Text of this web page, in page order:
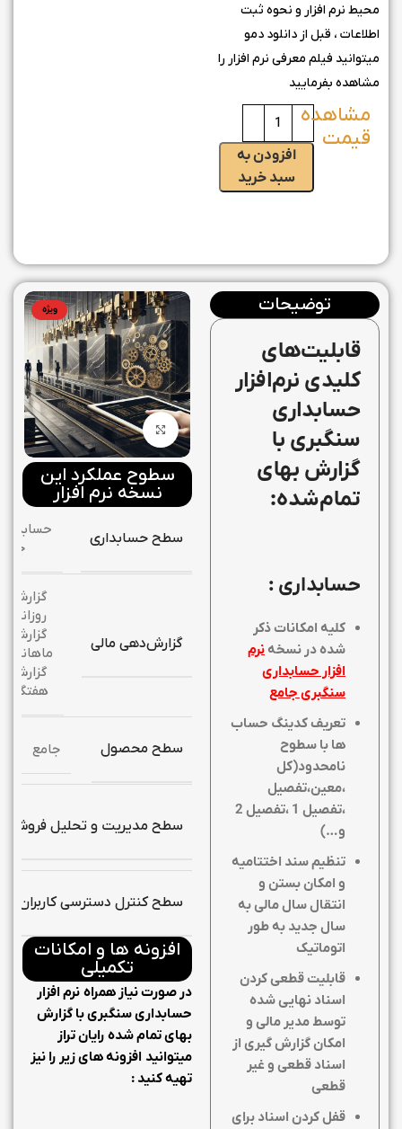
محیط نرم افزار و نحوه ثبت
اطلاعات ، قبل از دانلود دمو
میتوانید فیلم معرفی نرم افزار را
مشاهده بفرمایید
افزودن به
سبد خرید
توضیحات
قابلیت‌های
کلیدی نرم‌افزار
حسابداری
سنگبری با
گزارش بهای
تمام‌شده:
حسابداری :
کلیه امکانات ذکر
شده در نسخه نرم
افزار حسابداری
سنگبری جامع
تعریف کدینگ حساب
ها با سطوح
نامحدود(کل
،معین،تفصیل
،تفصیل 1 ،تفصیل 2
و…)
تنظیم سند اختتامیه
و امکان بستن و
انتقال سال مالی به
سال جدید به طور
اتوماتیک
قابلیت قطعی کردن
اسناد نهایی شده
توسط مدیر مالی و
امکان گزارش گیری از
اسناد قطعی و غیر
قطعی
قفل کردن اسناد برای
ویژه
بزرگنمایی تصویر
سطوح عملکرد این
نسخه نرم افزار
سطح حسابداری
گزارش‌دهی مالی
گزارش
روزانه,
گزارش
ماهانه,
گزارش
هفتگی
سطح محصول جامع
سطح مدیریت و تحلیل فروش
سطح کنترل دسترسی کاربران
افزونه ها و امکانات
تکمیلی
در صورت نیاز همراه نرم افزار
حسابداری سنگبری با گزارش
بهای تمام شده رایان تراز
میتوانید افزونه های زیر را نیز
تهیه کنید :